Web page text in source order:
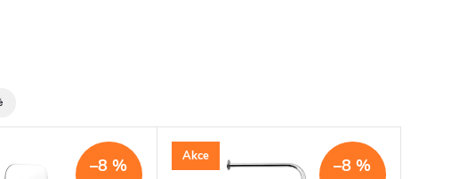
–8 % Akce –8 %